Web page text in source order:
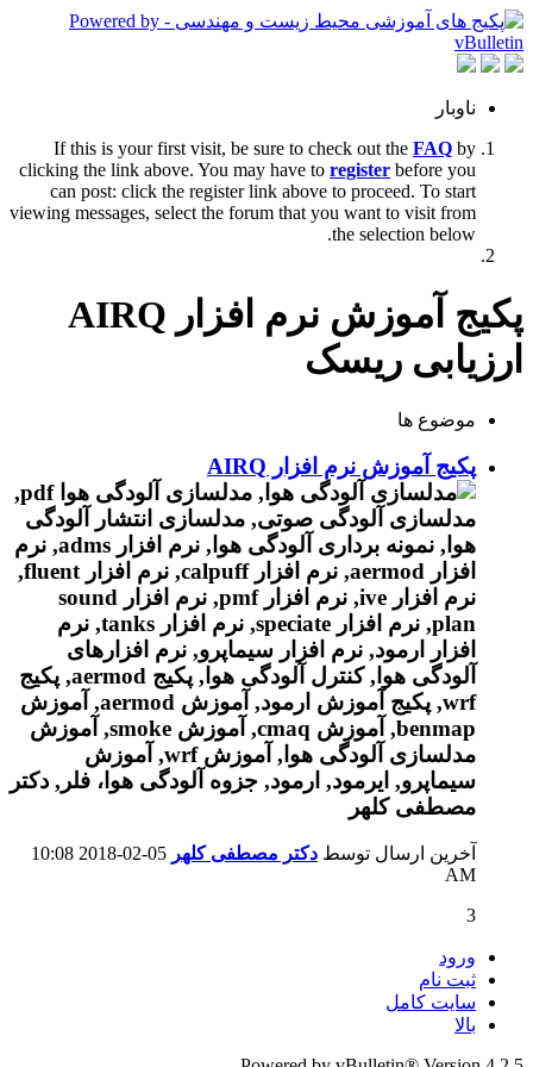
ناوبار
If this is your first visit, be sure to check out the FAQ by
clicking the link above. You may have to register before you
can post: click the register link above to proceed. To start
viewing messages, select the forum that you want to visit from
the selection below.
پکیج آموزش نرم افزار AIRQ
ارزیابی ریسک
موضوع ها
پکیج آموزش نرم افزار AIRQ
آخرین ارسال توسط دکتر مصطفی کلهر
10:08
AM
3
ورود
ثبت نام
سایت کامل
بالا